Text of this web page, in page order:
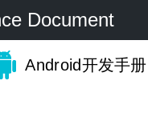
Document
Android开发手册